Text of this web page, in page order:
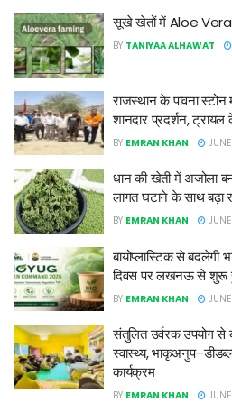
सूखे खेतों में Aloe Vera
BY TANIYAA ALHAWAT
राजस्थान के पावना
शानदार प्रदर्शन,
BY EMRAN KHAN
धान की खेती में अजोला
लागत घटाने के साथ बढ़ा
BY EMRAN KHAN
बायोप्लास्टिक से बदलेगी
दिवस पर लखनऊ से शुरू
BY EMRAN KHAN
संतुलित उर्वरक उपयोग
स्वास्थ्य,
कार्यक्रम
BY EMRAN KHAN